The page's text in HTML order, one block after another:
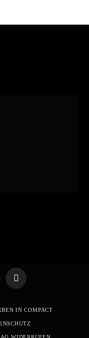
YouTube
IN COMPACT
WIDERRUFEN